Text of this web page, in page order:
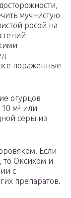
мучнистую
росой на
пораженные
огурцов
м² или
серы из
Если
Оксихом и
с
препаратов.